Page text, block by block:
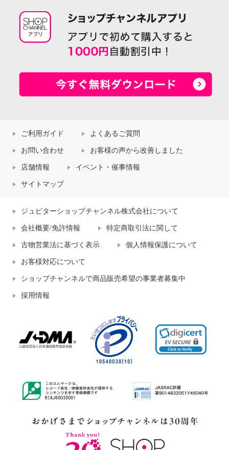
ご利用ガイド よくあるご質問
お問い合わせ お客様の声から改善しました
店舗情報 イベント・催事情報
サイトマップ
ジュピターショップチャンネル株式会社について
会社概要/免許情報 特定商取引法に関して
古物営業法に基づく表示 個人情報保護について
お客様対応について
ショップチャンネルで商品販売希望の事業者募集中
採用情報